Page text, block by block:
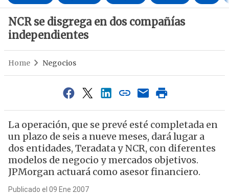
NCR se disgrega en dos compañías
independientes
Home Negocios
La operación, que se prevé esté completada en
un plazo de seis a nueve meses, dará lugar a
dos entidades, Teradata y NCR, con diferentes
modelos de negocio y mercados objetivos.
JPMorgan actuará como asesor financiero.
Publicado el 09 Ene 2007